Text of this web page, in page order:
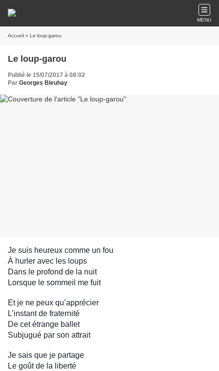
MENU
Accueil » Le loup-garou
Le loup-garou
Publié le 15/07/2017 à 08:02
Par Georges Bleuhay
Je suis heureux comme un fou
À hurler avec les loups
Dans le profond de la nuit
Lorsque le sommeil me fuit
Et je ne peux qu’apprécier
L’instant de fraternité
De cet étrange ballet
Subjugué par son attrait
Je sais que je partage
Le goût de la liberté